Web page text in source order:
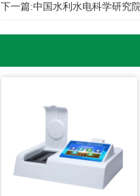
下一篇:中国水利水电科学研究